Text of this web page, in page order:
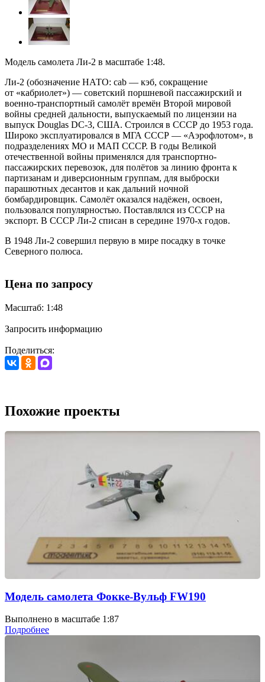
Модель самолета Ли-2 в масштабе 1:48.
Ли-2 (обозначение НАТО: cab — кэб, сокращение
от «кабриолет») — советский поршневой пассажирский и
военно-транспортный самолёт времён Второй мировой
войны средней дальности, выпускаемый по лицензии на
выпуск Douglas DC-3, США. Строился в СССР до 1953 года.
Широко эксплуатировался в МГА СССР — «Аэрофлотом», в
подразделениях МО и МАП СССР. В годы Великой
отечественной войны применялся для транспортно-
пассажирских перевозок, для полётов за линию фронта к
партизанам и диверсионным группам, для выброски
парашютных десантов и как дальний ночной
бомбардировщик. Самолёт оказался надёжен, освоен,
пользовался популярностью. Поставлялся из СССР на
экспорт. В СССР Ли-2 списан в середине 1970-х годов.
В 1948 Ли-2 совершил первую в мире посадку в точке
Северного полюса.
Цена по запросу
Масштаб: 1:48
Запросить информацию
Поделиться:
Похожие проекты
Модель самолета Фокке-Вульф FW190
Выполнено в масштабе 1:87
Подробнее